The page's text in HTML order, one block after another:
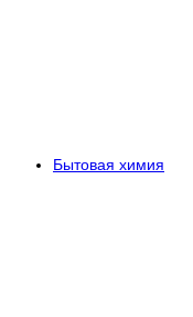
Бытовая химия